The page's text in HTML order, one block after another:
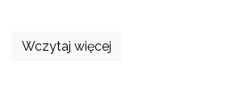
Wczytaj więcej